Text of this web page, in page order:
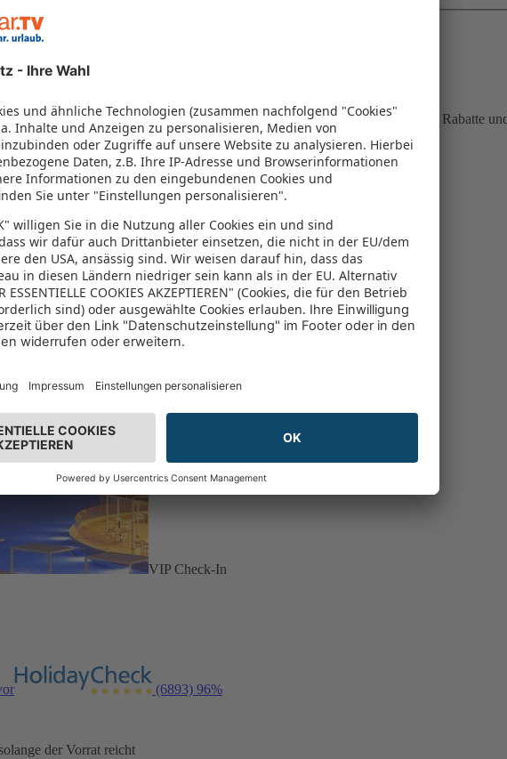
Paket kombiniert werden – das spart Zeit und Geld. Nutzen Sie attraktive Rabatte
VIP Check-In
(6893) 96%
der Vorrat reicht